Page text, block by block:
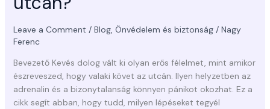
Leave a Comment / Blog, Önvédelem és biztonság/ Nagy
Ferenc
Bevezető Kevés dolog vált ki olyan erős félelmet, mint amikor
észreveszed, hogy valaki követ az utcán. Ilyen helyzetben az
adrenalin és a bizonytalanság könnyen pánikot okozhat. Ez a
cikk segít abban, hogy tudd, milyen lépéseket tegyél